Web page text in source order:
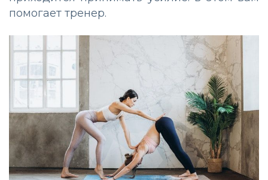
помогает тренер.